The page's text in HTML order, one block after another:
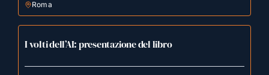
Roma
I volti dell’AI: presentazione del libro